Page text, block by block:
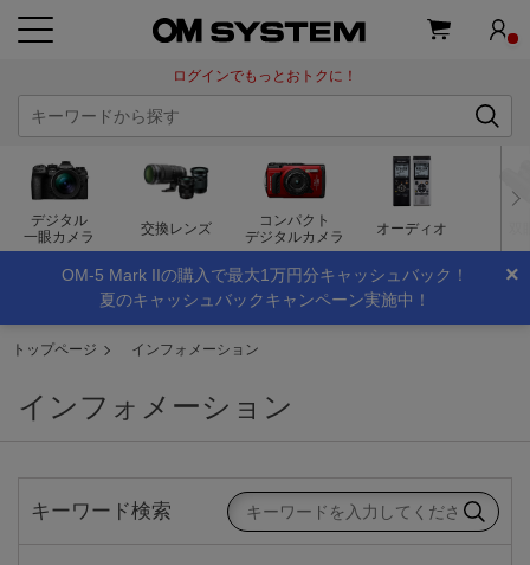
ログインでもっとおトクに！
デジタル
一眼カメラ
交換レンズ
コンパクト
デジタルカメラ
オーディオ
×
OM-5 Mark IIの購入で最大1万円分キャッシュバック！
夏のキャッシュバックキャンペーン実施中！
インフォメーション
キーワード検索
トップページ インフォメーション